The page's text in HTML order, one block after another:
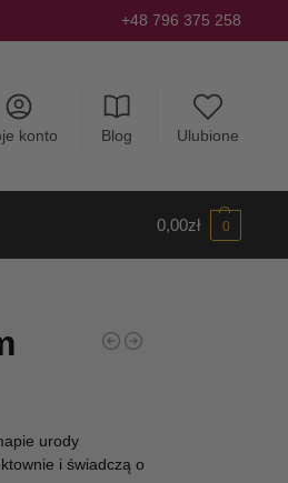
+48 796 375 258
konto Blog Ulubione
0,00zł 0
urody
i świadczą o